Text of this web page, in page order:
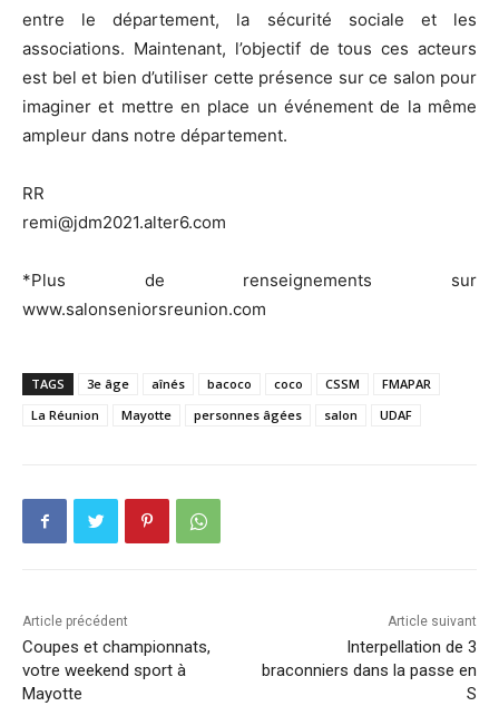
entre le département, la sécurité sociale et les
associations. Maintenant, l’objectif de tous ces acteurs
est bel et bien d’utiliser cette présence sur ce salon pour
imaginer et mettre en place un événement de la même
ampleur dans notre département.
RR
remi@jdm2021.alter6.com
*Plus de renseignements sur
www.salonseniorsreunion.com
TAGS 3e âge aînés bacoco coco CSSM
FMAPAR
La Réunion
Mayotte personnes âgées salon UDAF
Article précédent
Coupes et championnats,
votre weekend sport à
Mayotte
Article suivant
Interpellation de 3
braconniers dans la passe en
S